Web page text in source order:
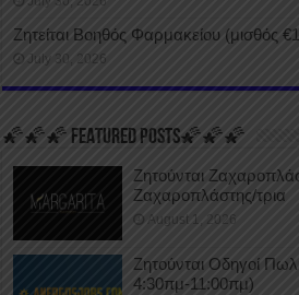
Ζητείται Βοηθός Φαρμακείου (μισθός
July 30, 2026
🌠🌠🌠 FEATURED POSTS🌠🌠🌠
Ζητούνται
Ζαχαροπλάστης/τρια
August 1, 2026
Ζητούνται Οδηγοί
4:30πμ-11:00πμ)